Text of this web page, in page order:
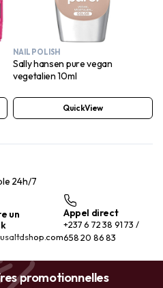
NAIL POLISH
Sally hansen pure vegan
vegetalien 10ml
QuickView
24h/7
un
Appel direct
+237 6 72 38 91 73 /
658 20 86 83
promotionnelles